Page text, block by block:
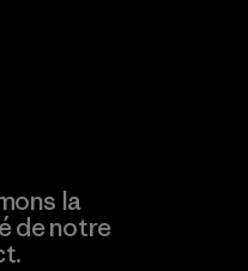
la
de notre